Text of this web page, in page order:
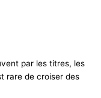
par les titres, les
rare de croiser des